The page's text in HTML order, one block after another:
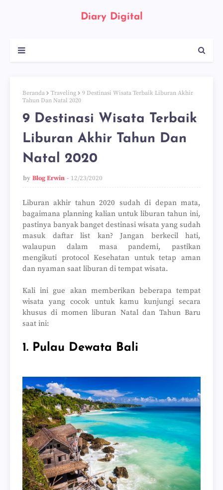
Diary Digital
Beranda Traveling
9 Destinasi Wisata Terbaik Liburan Akhir
Tahun Dan Natal 2020
9 Destinasi Wisata Terbaik
Liburan Akhir Tahun Dan
Natal 2020
by Blog Erwin 12/23/2020
Liburan akhir tahun 2020 sudah di depan mata,
bagaimana planning kalian untuk liburan tahun ini,
pastinya banyak banget destinasi wisata yang sudah
masuk daftar list kan? Jangan berkecil hati,
walaupun dalam masa pandemi, pastikan
mengikuti protocol Kesehatan untuk tetap aman
dan nyaman saat liburan di tempat wisata.
Kali ini gue akan memberikan beberapa tempat
wisata yang cocok untuk kamu kunjungi secara
khusus di momen liburan Natal dan Tahun Baru
saat ini:
1. Pulau Dewata Bali